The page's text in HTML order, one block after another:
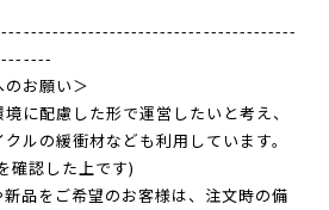
お願い＞
に配慮した形で運営したいと考え、
ルの緩衝材なども利用しています。
確認した上です)
品をご希望のお客様は、注文時の備